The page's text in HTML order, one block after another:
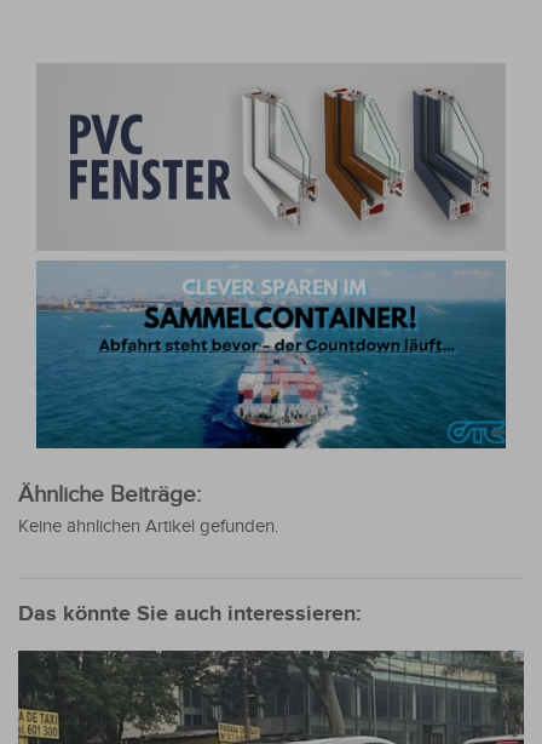
Ähnliche Beiträge:
Keine ähnlichen Artikel gefunden.
Das könnte Sie auch interessieren: